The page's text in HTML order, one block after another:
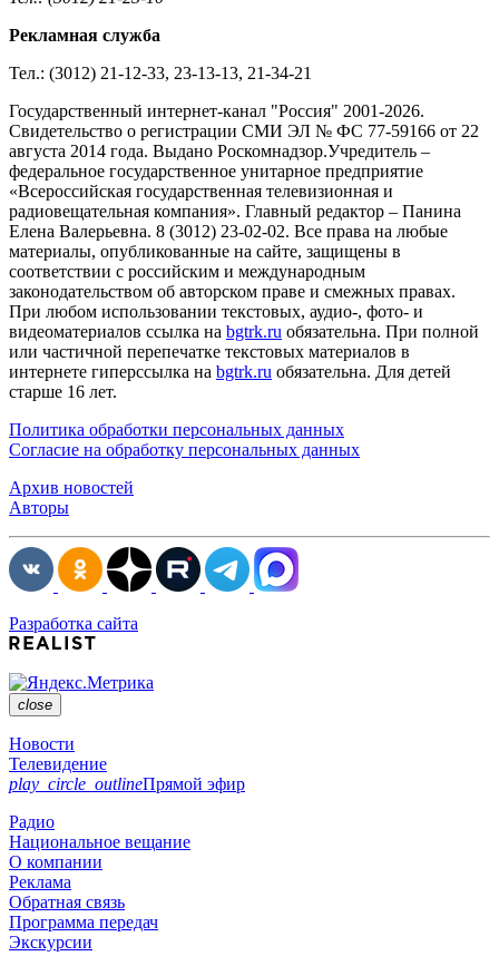
Рекламная служба
Тел.: (3012) 21-12-33, 23-13-13, 21-34-21
Государственный интернет-канал "Россия" 2001-2026.
Cвидетельство о регистрации СМИ ЭЛ № ФС 77-59166 от 22
августа 2014 года. Выдано Роскомнадзор.Учредитель –
федеральное государственное унитарное предприятие
«Всероссийская государственная телевизионная и
радиовещательная компания». Главный редактор – Панина
Елена Валерьевна. 8 (3012) 23-02-02. Все права на любые
материалы, опубликованные на сайте, защищены в
соответствии с российским и международным
законодательством об авторском праве и смежных правах.
При любом использовании текстовых, аудио-, фото- и
видеоматериалов ссылка на bgtrk.ru обязательна. При полной
или частичной перепечатке текстовых материалов в
интернете гиперссылка на bgtrk.ru обязательна. Для детей
старше 16 лет.
Политика обработки персональных данных
Согласие на обработку персональных данных
Архив новостей
Авторы
Разработка сайта
close
Новости
Телевидение
play_circle_outlineПрямой эфир
Радио
Национальное вещание
О компании
Реклама
Обратная связь
Программа передач
Экскурсии